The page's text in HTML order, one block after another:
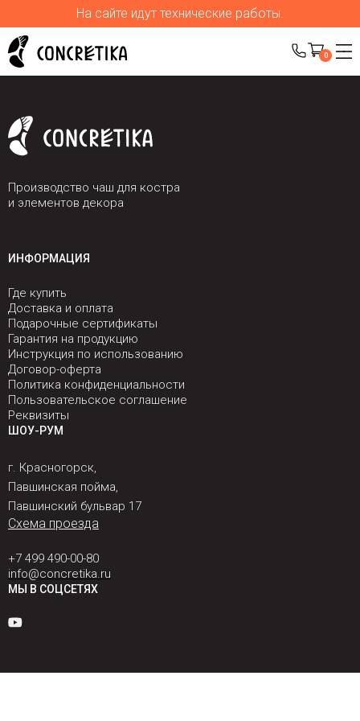
На сайте идут технические работы.
0
Производство чаш для костра
и элементов декора
ИНФОРМАЦИЯ
Где купить
Доставка и оплата
Подарочные сертификаты
Гарантия на продукцию
Инструкция по использованию
Договор-оферта
Политика конфиденциальности
Пользовательское соглашение
Реквизиты
ШОУ-РУМ
г. Красногорск,
Павшинская пойма,
Павшинский бульвар 17
Схема проезда
+7 499 490-00-80
info@concretika.ru
МЫ В СОЦСЕТЯХ